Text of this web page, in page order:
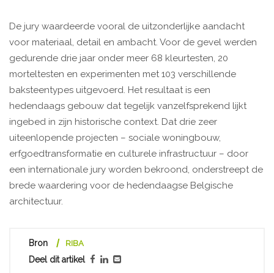
De jury waardeerde vooral de uitzonderlijke aandacht
voor materiaal, detail en ambacht. Voor de gevel werden
gedurende drie jaar onder meer 68 kleurtesten, 20
morteltesten en experimenten met 103 verschillende
baksteentypes uitgevoerd. Het resultaat is een
hedendaags gebouw dat tegelijk vanzelfsprekend lijkt
ingebed in zijn historische context. Dat drie zeer
uiteenlopende projecten – sociale woningbouw,
erfgoedtransformatie en culturele infrastructuur – door
een internationale jury worden bekroond, onderstreept de
brede waardering voor de hedendaagse Belgische
architectuur.
Bron RIBA
Deel dit artikel